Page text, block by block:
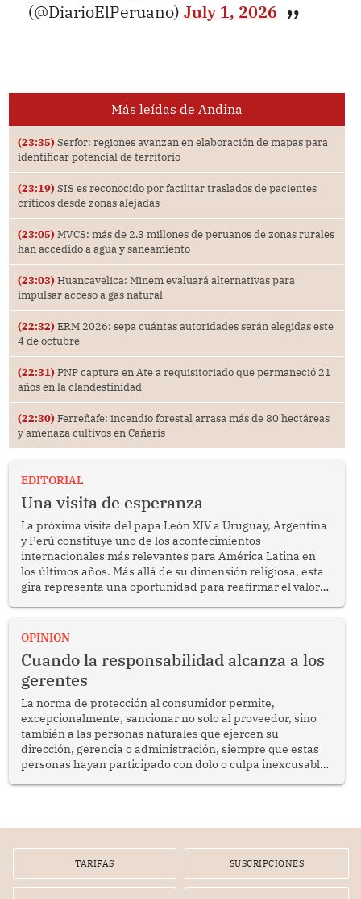
(@DiarioElPeruano) July 1, 2026
Más leídas de Andina
(23:35) Serfor: regiones avanzan en elaboración de mapas para
identificar potencial de territorio
(23:19) SIS es reconocido por facilitar traslados de pacientes
críticos desde zonas alejadas
(23:05) MVCS: más de 2.3 millones de peruanos de zonas rurales
han accedido a agua y saneamiento
(23:03) Huancavelica: Minem evaluará alternativas para
impulsar acceso a gas natural
(22:32) ERM 2026: sepa cuántas autoridades serán elegidas este
4 de octubre
(22:31) PNP captura en Ate a requisitoriado que permaneció 21
años en la clandestinidad
(22:30) Ferreñafe: incendio forestal arrasa más de 80 hectáreas
y amenaza cultivos en Cañaris
EDITORIAL
Una visita de esperanza
La próxima visita del papa León XIV a Uruguay, Argentina
y Perú constituye uno de los acontecimientos
internacionales más relevantes para América Latina en
los últimos años. Más allá de su dimensión religiosa, esta
gira representa una oportunidad para reafirmar el valor
enfrenta desafíos en materia de desarrollo, cohesión
OPINION
Cuando la responsabilidad alcanza a los
gerentes
La norma de protección al consumidor permite,
excepcionalmente, sancionar no solo al proveedor, sino
también a las personas naturales que ejercen su
dirección, gerencia o administración, siempre que estas
personas hayan participado con dolo o culpa inexcusable
por la frustrada realización de un meet and greet con
TARIFAS SUSCRIPCIONES